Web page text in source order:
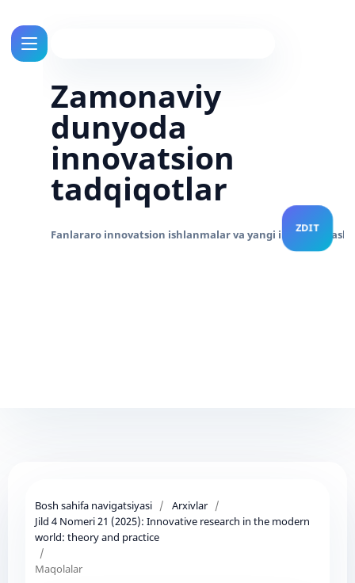
Zamonaviy
dunyoda
innovatsion
tadqiqotlar
Bosh sahifa navigatsiyasi / Arxivlar /
Jild 4 Nomeri 21 (2025): Innovative research in the modern
world: theory and practice
/
Maqolalar